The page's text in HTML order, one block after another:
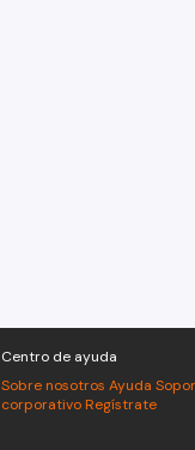
Centro de ayuda
Sobre nosotros Ayuda
corporativo Regístrate